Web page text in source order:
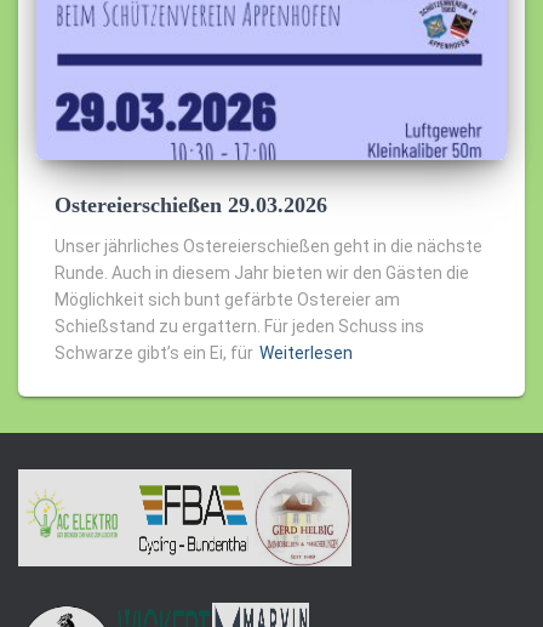
Ostereierschießen 29.03.2026
Unser jährliches Ostereierschießen geht in die nächste
Runde. Auch in diesem Jahr bieten wir den Gästen die
Möglichkeit sich bunt gefärbte Ostereier am
Schießstand zu ergattern. Für jeden Schuss ins
Schwarze gibt’s ein Ei, für Weiterlesen